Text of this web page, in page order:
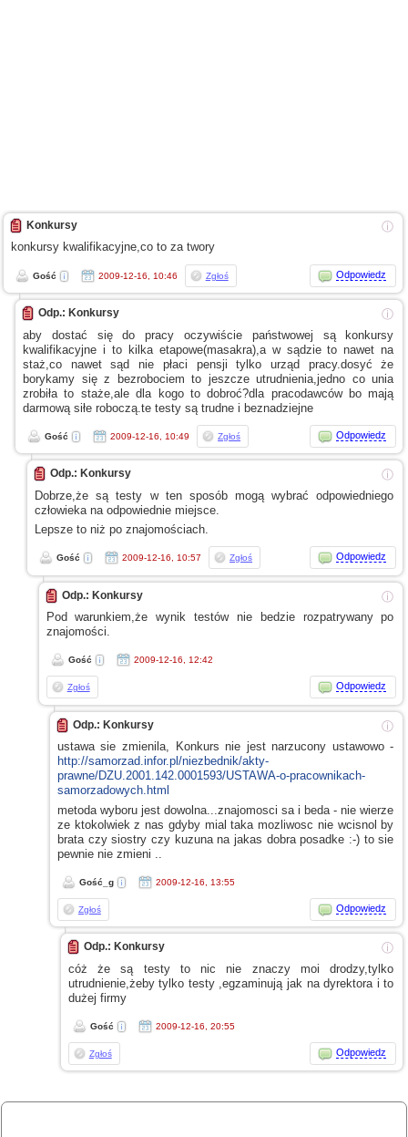
ⓘ
Konkursy
konkursy kwalifikacyjne,co to za twory
Gość 2009-12-16, 10:46 Zgłoś Odpowiedz
ⓘ
Odp.: Konkursy
aby dostać się do pracy oczywiście państwowej są konkursy
kwalifikacyjne i tokilka etapowe(masakra),a w sądzieto nawet na
staż,co nawet sąd nie płaci pensji tylko urząd pracy.dosyć że
borykamy sięz bezrobociem to jeszcze utrudnienia,jedno co unia
zrobiła to staże,ale dla kogo to dobroć?dla pracodawców bo mają
darmową siłe roboczą.te testy są trudnei beznadziejne
Gość 2009-12-16, 10:49 Zgłoś Odpowiedz
ⓘ
Odp.: Konkursy
Dobrze,że są testy w tensposób mogą wybrać odpowiedniego
człowieka na odpowiednie miejsce.
Lepsze to niż po znajomościach.
Gość 2009-12-16, 10:57 Zgłoś Odpowiedz
ⓘ
Odp.: Konkursy
Pod warunkiem,że wynik testów nie bedzie rozpatrywany po
znajomości.
Gość 2009-12-16, 12:42
Zgłoś Odpowiedz
ⓘ
Odp.: Konkursy
ustawa sie zmienila, Konkurs nie jest narzucony ustawowo -
http://samorzad.infor.pl/niezbednik/akty-
prawne/DZU.2001.142.0001593/USTAWA-o-pracownikach-
samorzadowych.html
metoda wyboru jest dowolna...znajomosci sai beda - nie wierze
ze ktokolwiek z nas gdyby mial taka mozliwosc nie wcisnol by
brata czy siostry czy kuzuna na jakas dobra posadke :-) to sie
pewnie nie zmieni ..
Gość_g 2009-12-16, 13:55
Zgłoś Odpowiedz
ⓘ
Odp.: Konkursy
cóż że są testy to nic nie znaczy moi drodzy,tylko
utrudnienie,żeby tylko testy ,egzaminują jak na dyrektora i to
dużej firmy
Gość 2009-12-16, 20:55
Zgłoś Odpowiedz